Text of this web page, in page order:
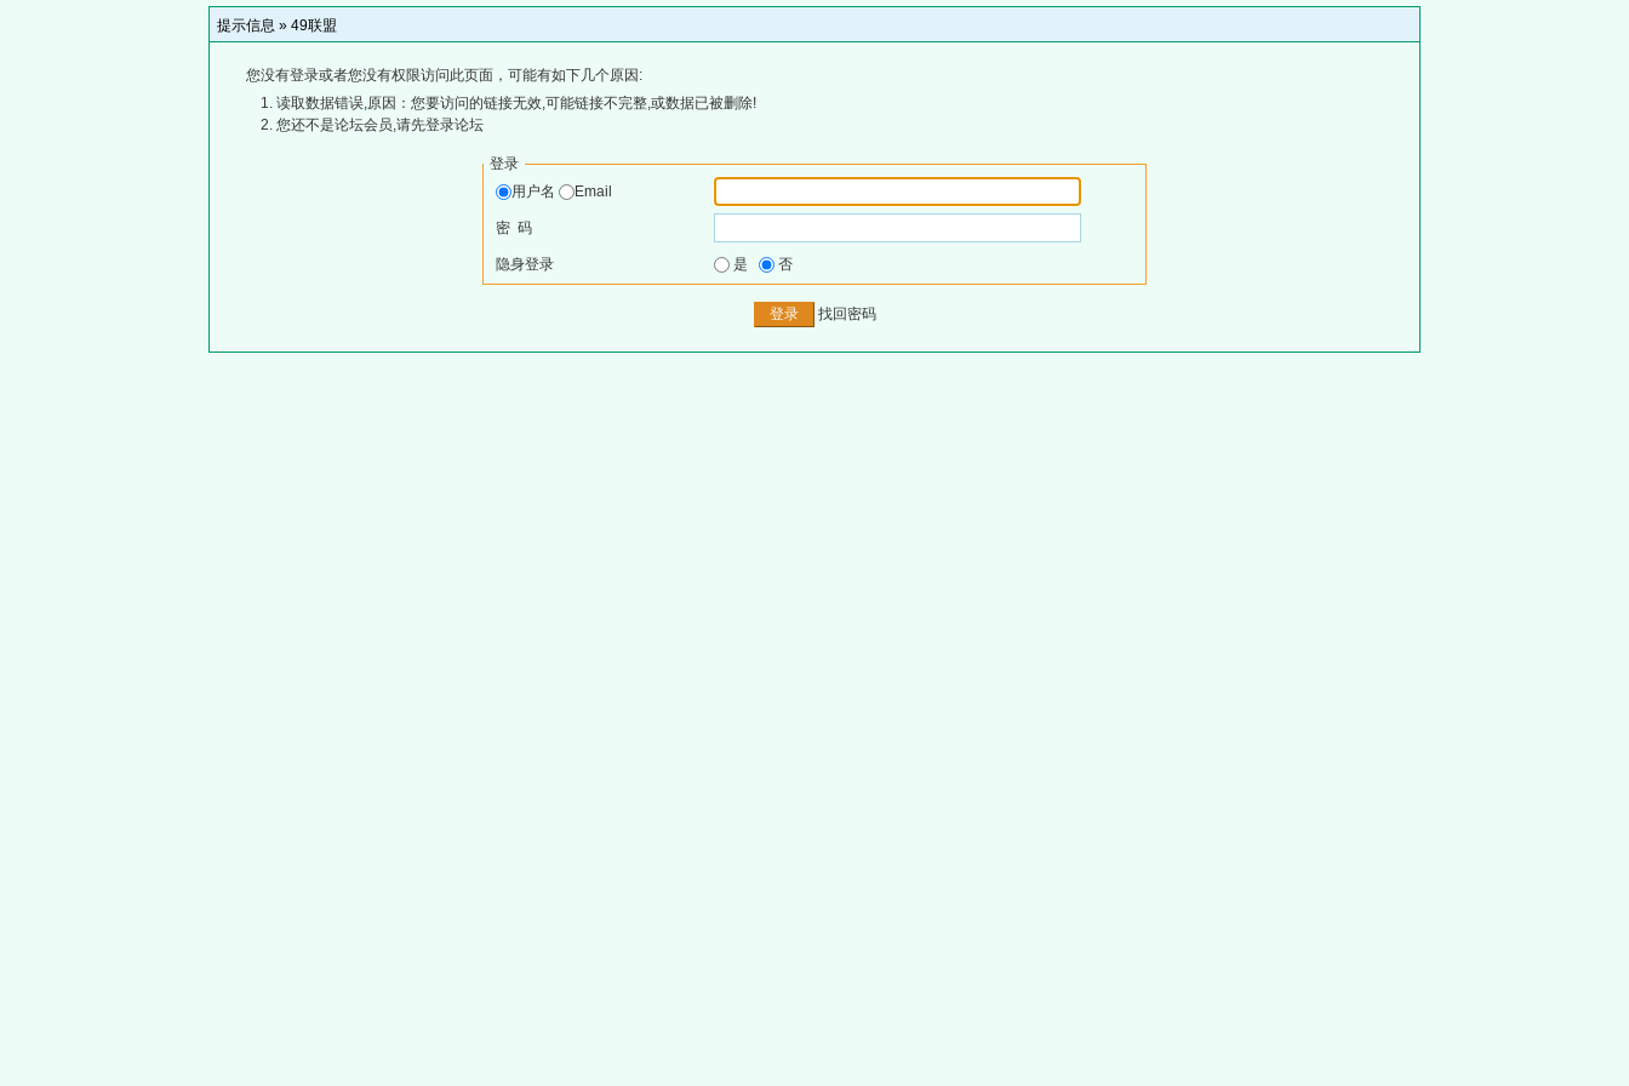
提示信息 » 49联盟
您没有登录或者您没有权限访问此页面，可能有如下几个原因:
读取数据错误,原因：您要访问的链接无效,可能链接不完整,或数据已被删除!
您还不是论坛会员,请先登录论坛
登录
用户名
Email
密 码
隐身登录 是 否
找回密码